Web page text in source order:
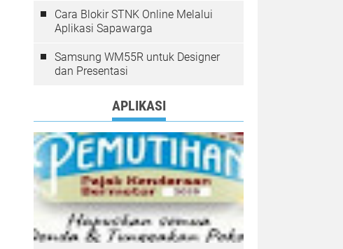
Cara Blokir STNK Online Melalui
Aplikasi Sapawarga
Samsung WM55R untuk Designer
dan Presentasi
APLIKASI